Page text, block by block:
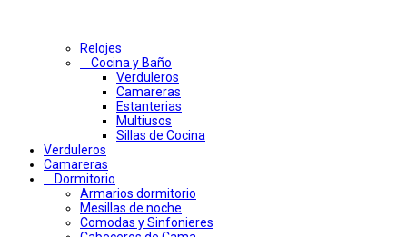
Relojes
Cocina y Baño
Verduleros
Camareras
Estanterias
Multiusos
Sillas de Cocina
Verduleros
Camareras
Dormitorio
Armarios dormitorio
Mesillas de noche
Comodas y Sinfonieres